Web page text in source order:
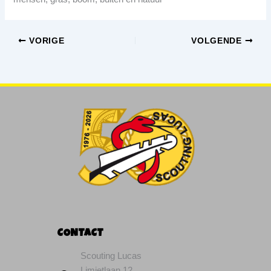
VORIGE VOLGENDE
CONTACT
Scouting Lucas